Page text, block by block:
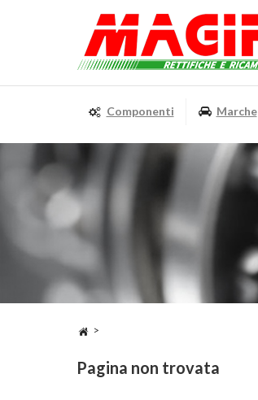
Componenti Marche
>
Pagina non trovata